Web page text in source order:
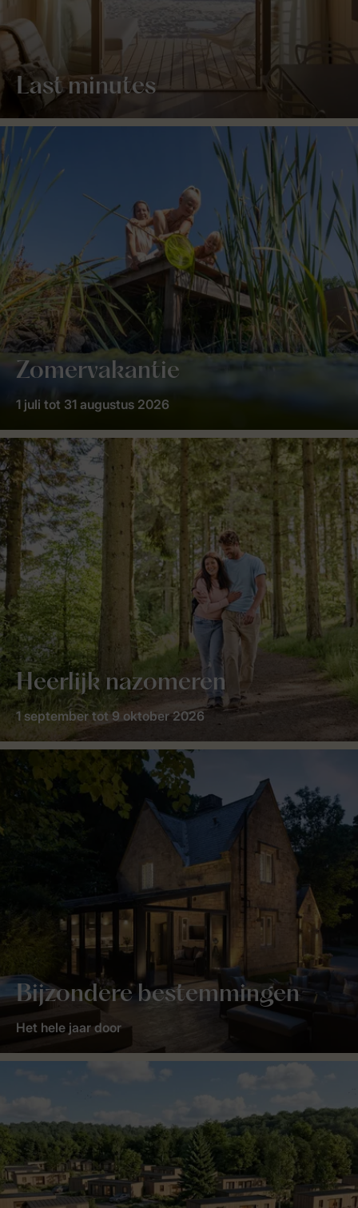
Last minutes
Zomervakantie
1 juli tot 31 augustus 2026
Heerlijk nazomeren
1 september tot 9 oktober 2026
Bijzondere bestemmingen
Het hele jaar door